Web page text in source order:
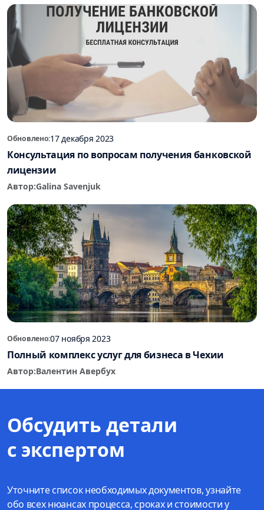
Обновлено:17 декабря 2023
Консультация по вопросам получения банковской
лицензии
Автор:Galina Savenjuk
Обновлено:07 ноября 2023
Полный комплекс услуг для бизнеса в Чехии
Автор:Валентин Авербух
Обсудить детали
с экспертом
Уточните список необходимых документов, узнайте
обо всех нюансах процесса, сроках и стоимости у